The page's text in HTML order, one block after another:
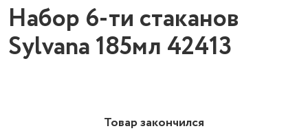
Набор 6-ти стаканов
Sylvana 185мл 42413
Товар закончился